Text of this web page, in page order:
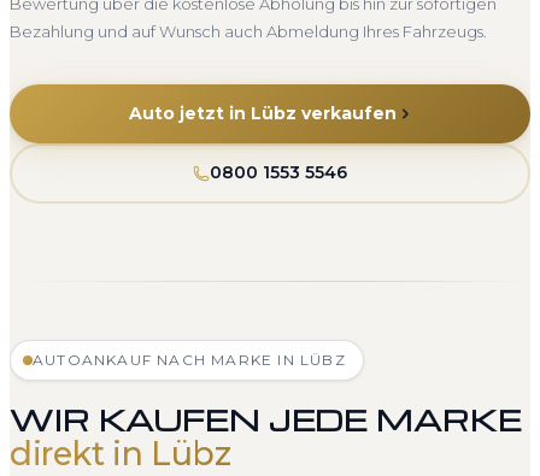
Bezahlung und auf Wunsch auch Abmeldung Ihres Fahrzeugs.
Auto jetzt in Lübz verkaufen
0800 1553 5546
AUTOANKAUF NACH MARKE IN LÜBZ
WIR KAUFEN JEDE MARKE
direkt in Lübz